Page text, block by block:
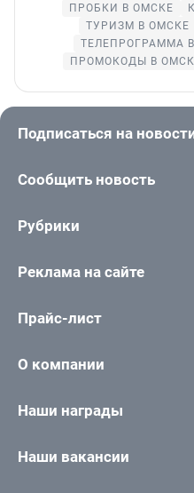
ПРОБКИ В ОМСКЕ
ТУРИЗМ В ОМСКЕ
ТЕЛЕПРОГРАММА
ПРОМОКОДЫ В
Подписаться на
Сообщить новость
Рубрики
Реклама на сайте
Прайс-лист
О компании
Наши награды
Наши вакансии